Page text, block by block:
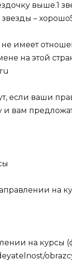
выше.1
–
имеет
на этой
если ваши
вам
на
на курсы